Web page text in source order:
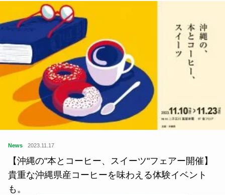
News 2023.11.17
【沖縄の"本とコーヒー、スイーツ"フェアー開催】
貴重な沖縄県産コーヒーを味わえる体験イベント
も。